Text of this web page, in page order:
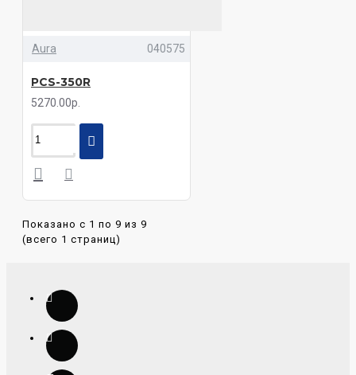
Aura 040575
PCS-350R
5270.00р.
Показано с 1 по 9 из 9
(всего 1 страниц)